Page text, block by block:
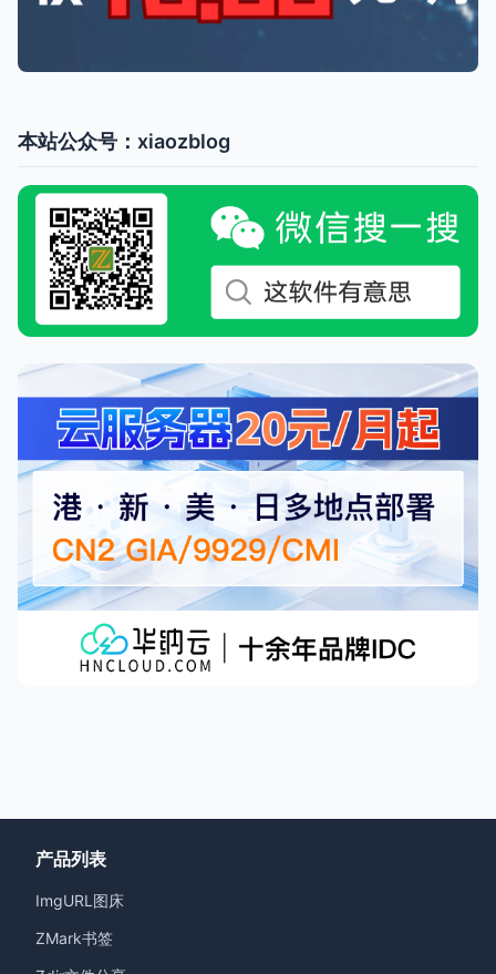
本站公众号：xiaozblog
产品列表
ImgURL图床
ZMark书签